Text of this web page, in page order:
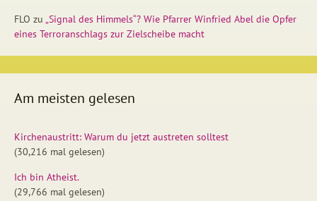
FLO zu „Signal des Himmels“? Wie Pfarrer Winfried Abel die Opfer
eines Terroranschlags zur Zielscheibe macht
Am meisten gelesen
Kirchenaustritt: Warum du jetzt austreten solltest
(30,216 mal gelesen)
Ich bin Atheist.
(29,766 mal gelesen)